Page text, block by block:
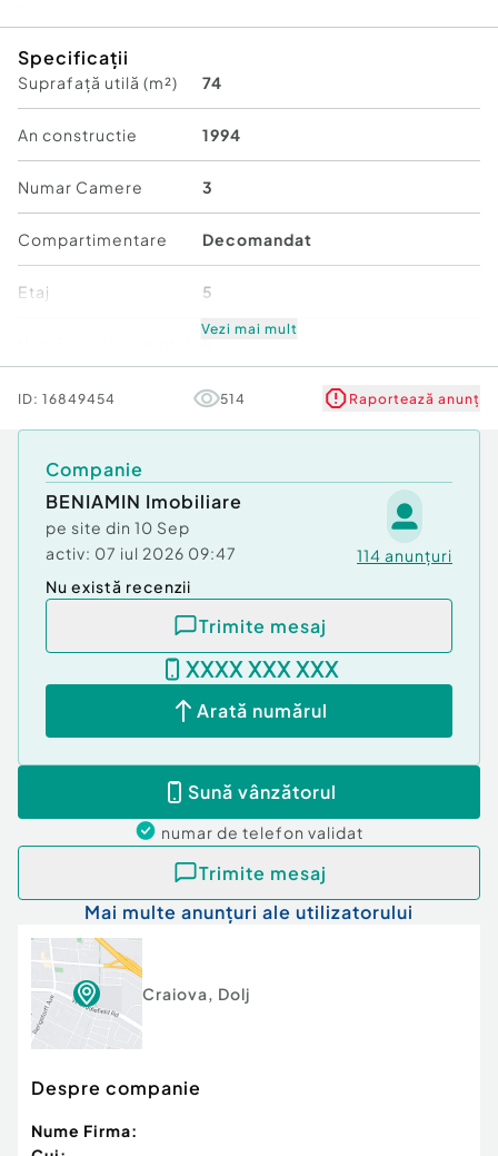
zilei. Balconul are vedere catre centrul orasului si
reprezinta un spatiu ideal pentru relaxare.
Pentru detalii si programari la vizionare va stam la
dispozite.
Se accepta animale de companie.
Confort:1
Tip imobil: Bloc de apartamente
Număr Băi:
Posibilitate parcare: Nu
Specificații
Suprafață utilă (m²) 74
An constructie 1994
Numar Camere 3
Compartimentare Decomandat
Etaj 5
Stare Renovată
Vezi mai mult
ID: 16849454 514 Raportează anunț
Companie
BENIAMIN Imobiliare
pe site din 10 Sep
activ: 07 iul 2026 09:47 114 anunțuri
Nu există recenzii
Trimite mesaj
XXXX XXX XXX
Arată numărul
Sună vânzătorul
numar de telefon validat
Trimite mesaj
Mai multe anunțuri ale utilizatorului
Craiova, Dolj
Despre companie
Nume Firma: